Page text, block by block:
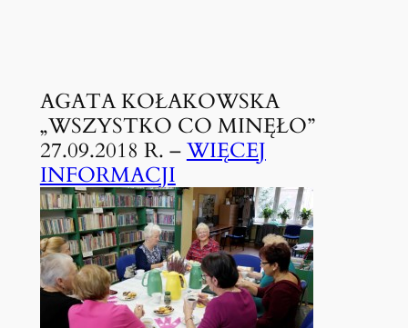
AGATA KOŁAKOWSKA
„WSZYSTKO CO MINĘŁO”
27.09.2018 R. –WIĘCEJ
INFORMACJI